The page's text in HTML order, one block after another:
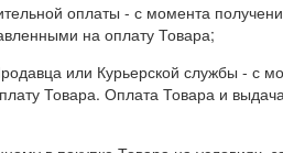
оплаты - с момента
на оплату Товара;
или Курьерской службы - с
Товара. Оплата Товара и